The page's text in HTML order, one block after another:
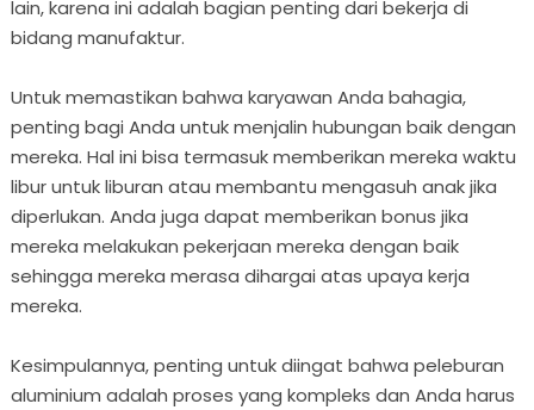
lain, karena ini adalah bagian penting dari bekerja di
bidang manufaktur.
Untuk memastikan bahwa karyawan Anda bahagia,
penting bagi Anda untuk menjalin hubungan baik dengan
mereka. Hal ini bisa termasuk memberikan mereka waktu
libur untuk liburan atau membantu mengasuh anak jika
diperlukan. Anda juga dapat memberikan bonus jika
mereka melakukan pekerjaan mereka dengan baik
sehingga mereka merasa dihargai atas upaya kerja
mereka.
Kesimpulannya, penting untuk diingat bahwa peleburan
aluminium adalah proses yang kompleks dan Anda harus